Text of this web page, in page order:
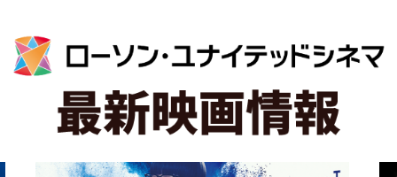
組織体制について
個人情報等の取扱いに関する規程等を
定め、従業者（役員、社員、嘱託社
員、派遣社員等）、その他関係者に周
知徹底して実施し、維持・改善してま